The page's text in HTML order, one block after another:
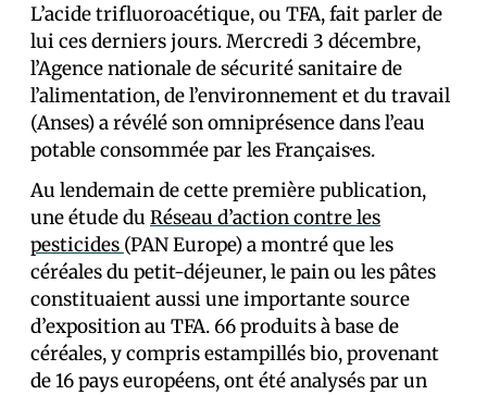
L’acide trifluoroacétique, ou TFA, fait parler de
lui ces derniers jours. Mercredi 3 décembre,
l’Agence nationale de sécurité sanitaire de
l’alimentation, de l’environnement et du travail
(Anses) a révélé son omniprésence dans l’eau
potable consommée par les Français·es.
Au lendemain de cette première publication,
une étude du Réseau d’action contre les
pesticides (PAN Europe) a montré que les
céréales du petit-déjeuner, le pain ou les pâtes
constituaient aussi une importante source
d’exposition au TFA. 66 produits à base de
céréales, y compris estampillés bio, provenant
de 16 pays européens, ont été analysés par un